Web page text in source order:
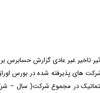
تاخیر غیر عادی گزارش حسابرس
در مجموع شرکت( سال –